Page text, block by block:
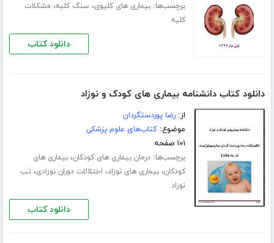
برچسب‌ها:بیماری های کلیوی، سنگ کلیه، مشکلات
کلیه
دانلود کتاب
دانلود کتاب دانشنامه بیماری های کودک و نوزاد
از:رضا پوردستگردان
موضوع:کتاب‌های علوم پزشکی
۱۰۱ صفحه
برچسب‌ها:درمان بیماری های کودکان،بیماری های
کودکان،بیماری های نوزاد، اختلالات دوران نوزادی، تب
نوزاد
دانلود کتاب